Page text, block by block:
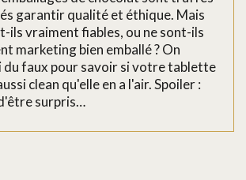
garantir qualité et éthique. Mais
ils vraiment fiables, ou ne sont-ils
marketing bien emballé ? On
du faux pour savoir si votre tablette
clean qu'elle en a l'air. Spoiler :
surpris…